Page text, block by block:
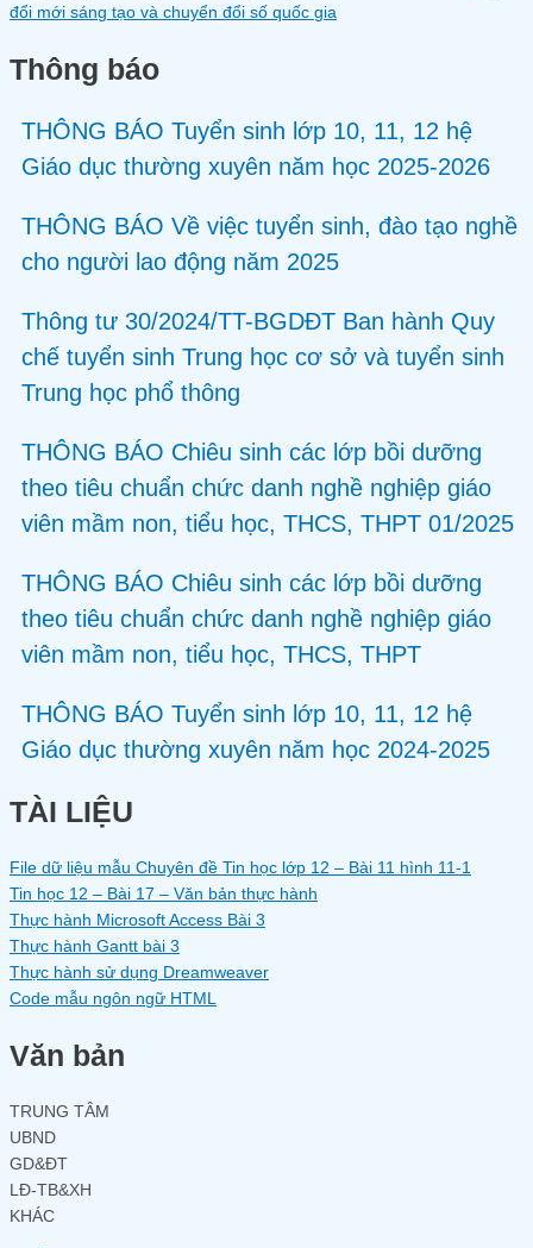
Thông báo
THÔNG BÁO Tuyển sinh lớp 10, 11, 12 hệ
Giáo dục thường xuyên năm học 2025-2026
THÔNG BÁO Về việc tuyển sinh, đào tạo nghề
cho người lao động năm 2025
Thông tư 30/2024/TT-BGDĐT Ban hành Quy
chế tuyển sinh Trung học cơ sở và tuyển sinh
Trung học phổ thông
THÔNG BÁO Chiêu sinh các lớp bồi dưỡng
theo tiêu chuẩn chức danh nghề nghiệp giáo
viên mầm non, tiểu học, THCS, THPT 01/2025
THÔNG BÁO Chiêu sinh các lớp bồi dưỡng
theo tiêu chuẩn chức danh nghề nghiệp giáo
viên mầm non, tiểu học, THCS, THPT
THÔNG BÁO Tuyển sinh lớp 10, 11, 12 hệ
Giáo dục thường xuyên năm học 2024-2025
TÀI LIỆU
File dữ liệu mẫu Chuyên đề Tin học lớp 12 – Bài 11 hình 11-1
Tin học 12 – Bài 17 – Văn bản thực hành
Thực hành Microsoft Access Bài 3
Thực hành Gantt bài 3
Thực hành sử dụng Dreamweaver
Code mẫu ngôn ngữ HTML
Văn bản
TRUNG TÂM
UBND
GD&ĐT
LĐ-TB&XH
KHÁC